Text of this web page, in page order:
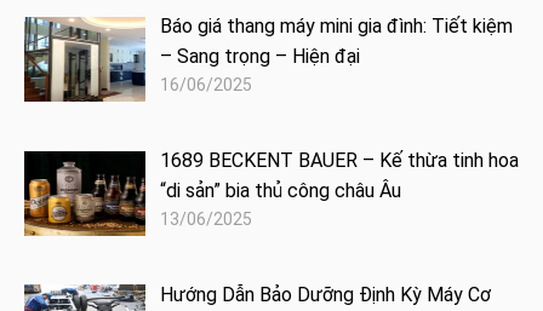
Báo giá thang máy mini gia đình: Tiết kiệm
– Sang trọng – Hiện đại
16/06/2025
1689 BECKENT BAUER – Kế thừa tinh hoa
“di sản” bia thủ công châu Âu
13/06/2025
Hướng Dẫn Bảo Dưỡng Định Kỳ Máy Cơ